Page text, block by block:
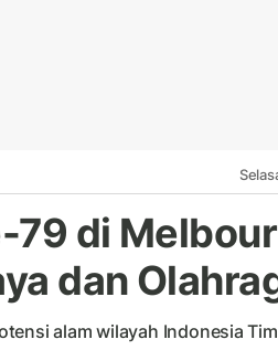
79 di
dan
alam wilayah Indonesia